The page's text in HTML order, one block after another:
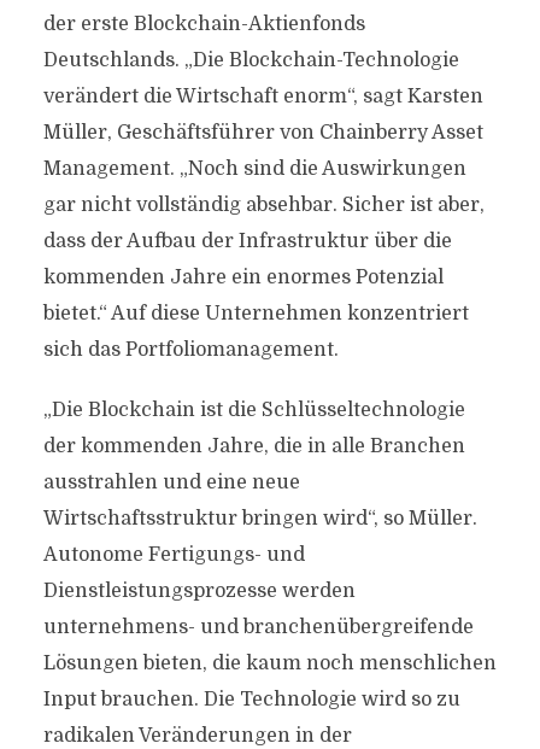
der erste Blockchain-Aktienfonds
Deutschlands. „Die Blockchain-Technologie
verändert die Wirtschaft enorm“, sagt Karsten
Müller, Geschäftsführer von Chainberry Asset
Management. „Noch sind die Auswirkungen
gar nicht vollständig absehbar. Sicher ist aber,
dass der Aufbau der Infrastruktur über die
kommenden Jahre ein enormes Potenzial
bietet.“ Auf diese Unternehmen konzentriert
sich das Portfoliomanagement.
„Die Blockchain ist die Schlüsseltechnologie
der kommenden Jahre, die in alle Branchen
ausstrahlen und eine neue
Wirtschaftsstruktur bringen wird“, so Müller.
Autonome Fertigungs- und
Dienstleistungsprozesse werden
unternehmens- und branchenübergreifende
Lösungen bieten, die kaum noch menschlichen
Input brauchen. Die Technologie wird so zu
radikalen Veränderungen in der